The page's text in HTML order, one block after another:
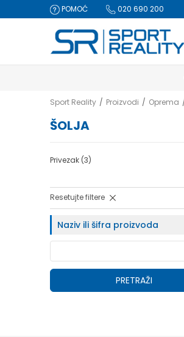
POMOĆ 020 690 200
Sport Reality Proizvodi Oprema
ŠOLJA
Privezak (3)
Resetujte filtere
Naziv ili šifra proizvoda
PRETRAŽI